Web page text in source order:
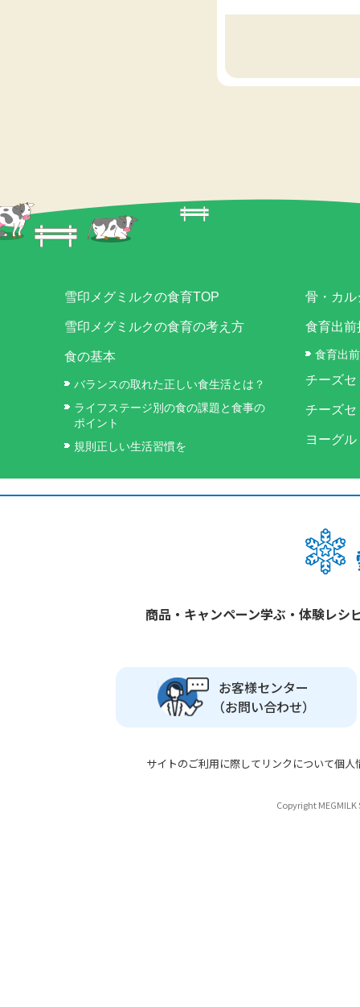
雪印メグミルクの食育TOP
雪印メグミルクの食育の考え方
食の基本
バランスの取れた正しい食生活とは？
ライフステージ別の食の課題と食事の
ポイント
規則正しい生活習慣を
骨・カ
食育出前
食育出
チーズ
チーズ
ヨーグ
商品・キャンペーン学ぶ・体験レシ
お客様センター
（お問い合わせ）
サイトのご利用に際して リンクについて個人
Copyright MEGMILK